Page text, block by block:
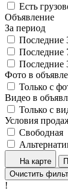
Есть
Объявление
За период
Последние
Последние
Последние
Фото в
Только с
Видео в
Только с
Условия
Свободная
На карте
Очистить
!